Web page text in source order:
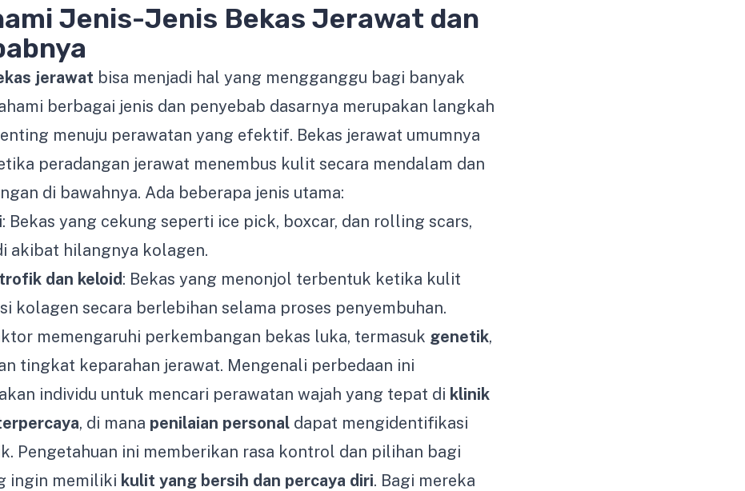
Jenis-Jenis Bekas Jerawat dan
jerawat bisa menjadi hal yang mengganggu bagi banyak
berbagai jenis dan penyebab dasarnya merupakan langkah
menuju perawatan yang efektif. Bekas jerawat umumnya
peradangan jerawat menembus kulit secara mendalam dan
di bawahnya. Ada beberapa jenis utama:
: Bekas yang cekung seperti ice pick, boxcar, dan rolling scars,
akibat hilangnya kolagen.
dan keloid: Bekas yang menonjol terbentuk ketika kulit
kolagen secara berlebihan selama proses penyembuhan.
memengaruhi perkembangan bekas luka, termasuk genetik,
tingkat keparahan jerawat. Mengenali perbedaan ini
individu untuk mencari perawatan wajah yang tepat di klinik
, di mana penilaian personal dapat mengidentifikasi
Pengetahuan ini memberikan rasa kontrol dan pilihan bagi
ingin memiliki kulit yang bersih dan percaya diri. Bagi mereka